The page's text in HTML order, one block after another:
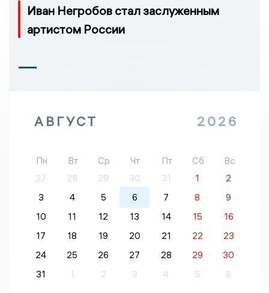
Иван Негробов стал заслуженным
артистом России
АВГУСТ 2026
Пн Вт Ср Чт Пт Сб
Вс
27
28 29 30 31 1
2
3
4 5 6 7 8
9
10
11 12 13 14 15
16
17
18 19 20 21 22
23
24
25 26 27 28 29
30
31
1 2 3 4 5 6